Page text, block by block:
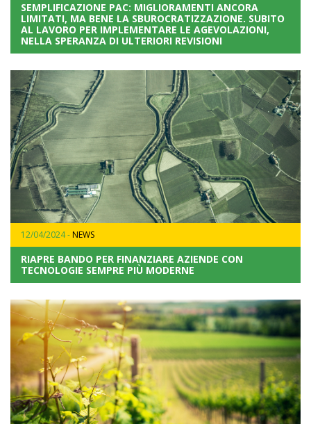
SEMPLIFICAZIONE PAC: MIGLIORAMENTI ANCORA
LIMITATI, MA BENE LA SBUROCRATIZZAZIONE. SUBITO
AL LAVORO PER IMPLEMENTARE LE AGEVOLAZIONI,
NELLA SPERANZA DI ULTERIORI REVISIONI
12/04/2024 -NEWS
RIAPRE BANDO PER FINANZIARE AZIENDE CON
TECNOLOGIE SEMPRE PIÙ MODERNE